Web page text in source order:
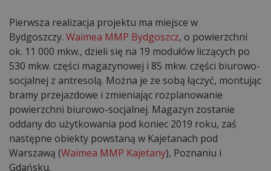
Pierwsza realizacja projektu ma miejsce w
Bydgoszczy. Waimea MMP Bydgoszcz, o powierzchni
ok. 11 000 mkw., dzieli się na 19 modułów liczących po
530 mkw. części magazynowej i 85 mkw. części biurowo-
socjalnej z antresolą. Można je ze sobą łączyć, montując
bramy przejazdowe i zmieniając rozplanowanie
powierzchni biurowo-socjalnej. Magazyn zostanie
oddany do użytkowania pod koniec 2019 roku, zaś
następne obiekty powstaną w Kajetanach pod
Warszawą (Waimea MMP Kajetany), Poznaniu i
Gdańsku.